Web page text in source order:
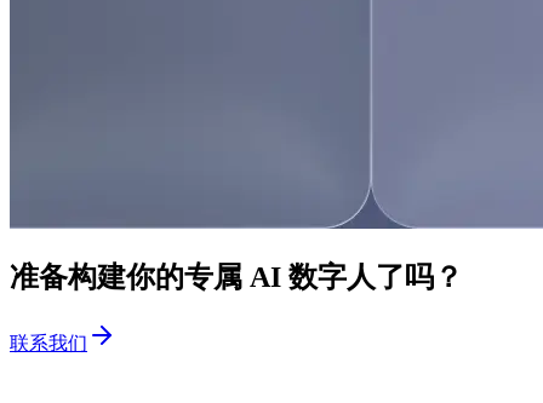
准备构建你的专属 AI 数字人了吗？
联系我们